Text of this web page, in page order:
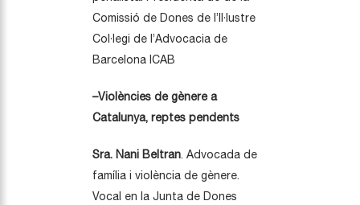
Comissió de Dones de l’Il·lustre
Col·legi de l’Advocacia de
Barcelona ICAB
–Violències de gènere a
Catalunya, reptes pendents
Sra. Nani Beltran. Advocada de
família i violència de gènere.
Vocal en la Junta de Dones